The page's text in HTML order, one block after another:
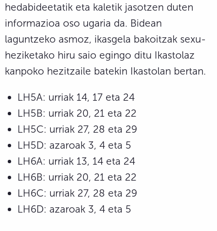
hedabideetatik eta kaletik jasotzen duten
informazioa oso ugaria da. Bidean
laguntzeko asmoz, ikasgela bakoitzak sexu-
heziketako hiru saio egingo ditu Ikastolaz
kanpoko hezitzaile batekin Ikastolan bertan.
LH5A: urriak 14, 17 eta 24
LH5B: urriak 20, 21 eta 22
LH5C: urriak 27, 28 eta 29
LH5D: azaroak 3, 4 eta 5
LH6A: urriak 13, 14 eta 24
LH6B: urriak 20, 21 eta 22
LH6C: urriak 27, 28 eta 29
LH6D: azaroak 3, 4 eta 5